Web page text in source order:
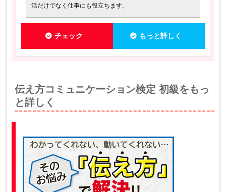
活だけでなく仕事にも役立ちます。
チェック もっと詳しく
伝え方コミュニケーション検定 初級をもっ
と詳しく